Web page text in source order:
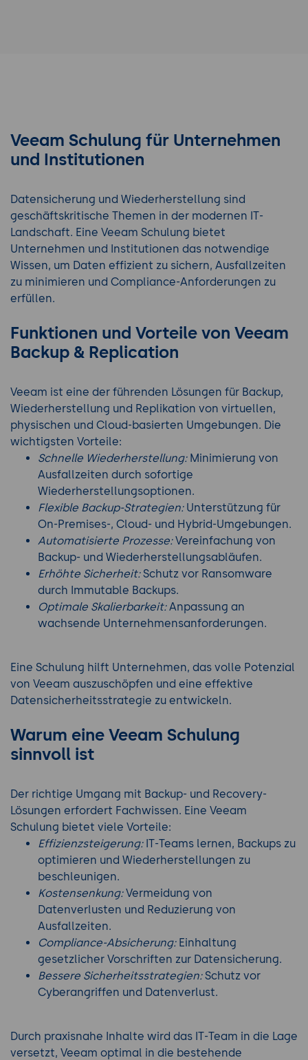
Veeam Schulung für Unternehmen
und Institutionen
Datensicherung und Wiederherstellung sind
geschäftskritische Themen in der modernen IT-
Landschaft. Eine Veeam Schulung bietet
Unternehmen und Institutionen das notwendige
Wissen, um Daten effizient zu sichern, Ausfallzeiten
zu minimieren und Compliance-Anforderungen zu
erfüllen.
Funktionen und Vorteile von Veeam
Backup & Replication
Veeam ist eine der führenden Lösungen für Backup,
Wiederherstellung und Replikation von virtuellen,
physischen und Cloud-basierten Umgebungen. Die
wichtigsten Vorteile:
Schnelle Wiederherstellung: Minimierung von
Ausfallzeiten durch sofortige
Wiederherstellungsoptionen.
Flexible Backup-Strategien: Unterstützung für
On-Premises-, Cloud- und Hybrid-Umgebungen.
Automatisierte Prozesse:Vereinfachung von
Backup- und Wiederherstellungsabläufen.
Erhöhte Sicherheit:Schutz vor Ransomware
durch Immutable Backups.
Optimale Skalierbarkeit:Anpassung an
wachsende Unternehmensanforderungen.
Eine Schulung hilft Unternehmen, das volle Potenzial
von Veeam auszuschöpfen und eine effektive
Datensicherheitsstrategie zu entwickeln.
Warum eine Veeam Schulung
sinnvoll ist
Der richtige Umgang mit Backup- und Recovery-
Lösungen erfordert Fachwissen. Eine Veeam
Schulung bietet viele Vorteile:
Effizienzsteigerung:IT-Teams lernen, Backups zu
optimieren und Wiederherstellungen zu
beschleunigen.
Kostensenkung:Vermeidung von
Datenverlusten und Reduzierung von
Ausfallzeiten.
Compliance-Absicherung: Einhaltung
gesetzlicher Vorschriften zur Datensicherung.
Bessere Sicherheitsstrategien:Schutz vor
Cyberangriffen und Datenverlust.
Durch praxisnahe Inhalte wird das IT-Team in die Lage
versetzt, Veeam optimal in die bestehende